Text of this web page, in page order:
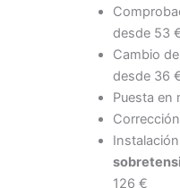
desde 53
Cambio
desde 36
Puesta en
126 €